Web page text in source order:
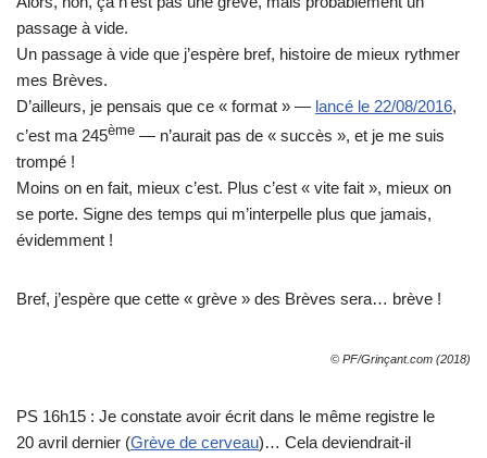
passage à vide.
Un passage à vide que j’espère bref, histoire de mieux rythmer
mes Brèves.
D’ailleurs, je pensais que ce « format » — lancé le 22/08/2016,
c’est ma 245ème — n’aurait pas de « succès », et je me suis
trompé !
Moins on en fait, mieux c’est. Plus c’est « vite fait », mieux on
se porte. Signe des temps qui m’interpelle plus que jamais,
évidemment !
Bref, j’espère que cette « grève » des Brèves sera… brève !
© PF/Grinçant.com (2018)
PS 16h15 : Je constate avoir écrit dans le même registre le
20 avril dernier (Grève de cerveau)… Cela deviendrait-il